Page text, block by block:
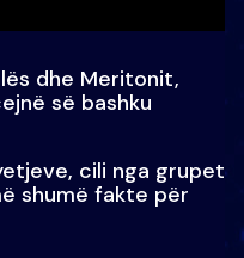
dhe Meritonit,
së bashku
cili nga grupet
shumë fakte për